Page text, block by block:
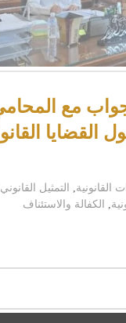
مع
القضايا
القانونية التمثيل
الكفالة والاستئناف